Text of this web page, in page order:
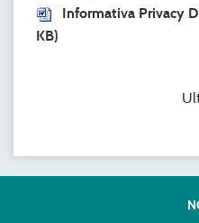
Informativa Privacy
KB)